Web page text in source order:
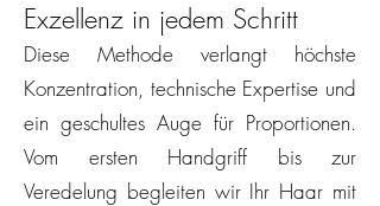
Exzellenz in jedem Schritt
Diese Methode verlangt höchste
Konzentration, technische Expertise und
ein geschultes Auge für Proportionen.
Vom ersten Handgriff bis zur
Veredelung begleiten wir Ihr Haar mit